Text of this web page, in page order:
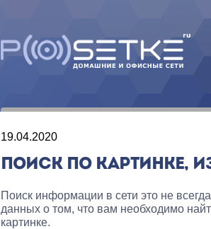
19.04.2020
ПОИСК ПО КАРТИНКЕ,
Поиск информации в сети это не
данных о том, что вам необходимо
картинке.